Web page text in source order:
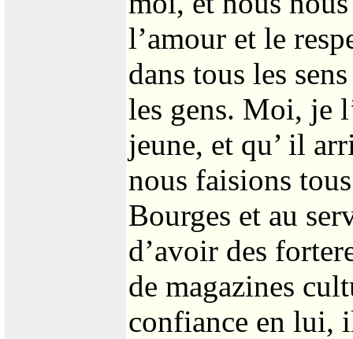
l’amour et le
dans tous les
les gens. Moi, je
jeune, et qu’ il
nous faisions
Bourges et au
d’avoir des
de magazines
confiance en lui,